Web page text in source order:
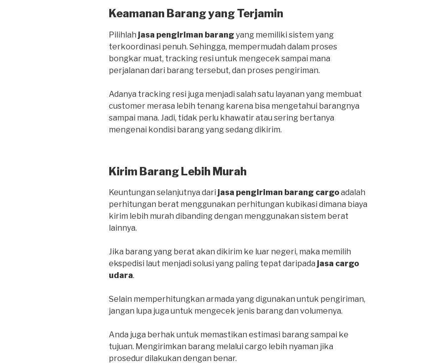
Keamanan Barang yang Terjamin
Pilihlah jasa pengiriman barang yang memiliki sistem yang
terkoordinasi penuh. Sehingga, mempermudah dalam proses
bongkar muat, tracking resi untuk mengecek sampai mana
perjalanan dari barang tersebut, dan proses pengiriman.
Adanya tracking resi juga menjadi salah satu layanan yang membuat
customer merasa lebih tenang karena bisa mengetahui barangnya
sampai mana. Jadi, tidak perlu khawatir atau sering bertanya
mengenai kondisi barang yang sedang dikirim.
Kirim Barang Lebih Murah
Keuntungan selanjutnya dari jasa pengiriman barang cargoadalah
perhitungan berat menggunakan perhitungan kubikasi dimana biaya
kirim lebih murah dibanding dengan menggunakan sistem berat
lainnya.
Jika barang yang berat akan dikirim ke luar negeri, maka memilih
ekspedisi laut menjadi solusi yang paling tepat daripada jasa cargo
udara.
Selain memperhitungkan armada yang digunakan untuk pengiriman,
jangan lupa juga untuk mengecek jenis barang dan volumenya.
Anda juga berhak untuk memastikan estimasi barang sampai ke
tujuan. Mengirimkan barang melalui cargo lebih nyaman jika
prosedur dilakukan dengan benar.